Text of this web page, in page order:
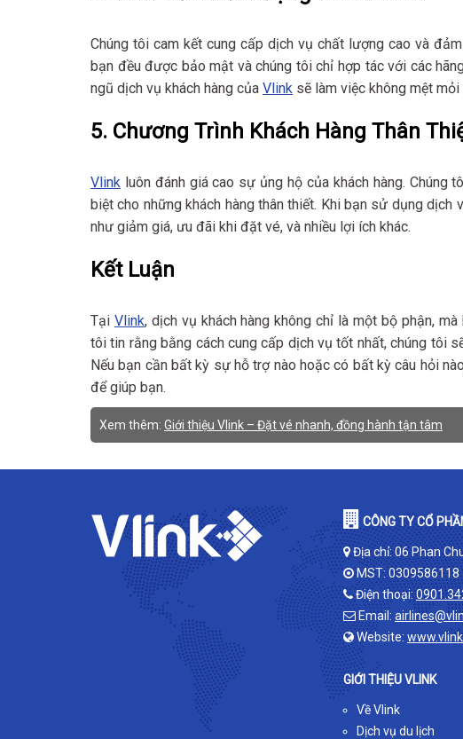
Chúng tôi cam kết cung cấp dịch vụ chất lượng cao và
bạn đều được bảo mật và chúng tôi chỉ hợp tác với các
ngũ dịch vụ khách hàng của Vlink sẽ làm việc không mệt
5. Chương Trình Khách Hàng Thân
Vlink luôn đánh giá cao sự ủng hộ của khách hàng.
biệt cho những khách hàng thân thiết. Khi bạn sử dụng
như giảm giá, ưu đãi khi đặt vé, và nhiều lợi ích khác.
Kết Luận
Tại Vlink, dịch vụ khách hàng không chỉ là một bộ phận,
tôi tin rằng bằng cách cung cấp dịch vụ tốt nhất, chúng tôi
Nếu bạn cần bất kỳ sự hỗ trợ nào hoặc có bất kỳ câu hỏi
để giúp bạn.
Xem thêm: Giới thiệu Vlink – Đặt vé nhanh, đồng hành tận tâm
CÔNG TY CỔ
Địa chỉ: 06 Phan
MST: 0309586118
Điện thoại:
Email:
Website:
GIỚI THIỆU VLINK
Về Vlink
Dịch vụ du lịch